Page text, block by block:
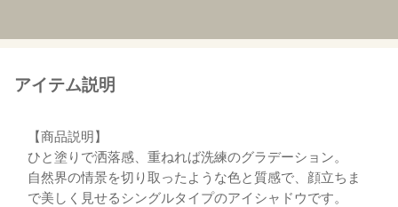
アイテム説明
【商品説明】
ひと塗りで洒落感、重ねれば洗練のグラデーション。
自然界の情景を切り取ったような色と質感で、顔立ちま
で美しく見せるシングルタイプのアイシャドウです。